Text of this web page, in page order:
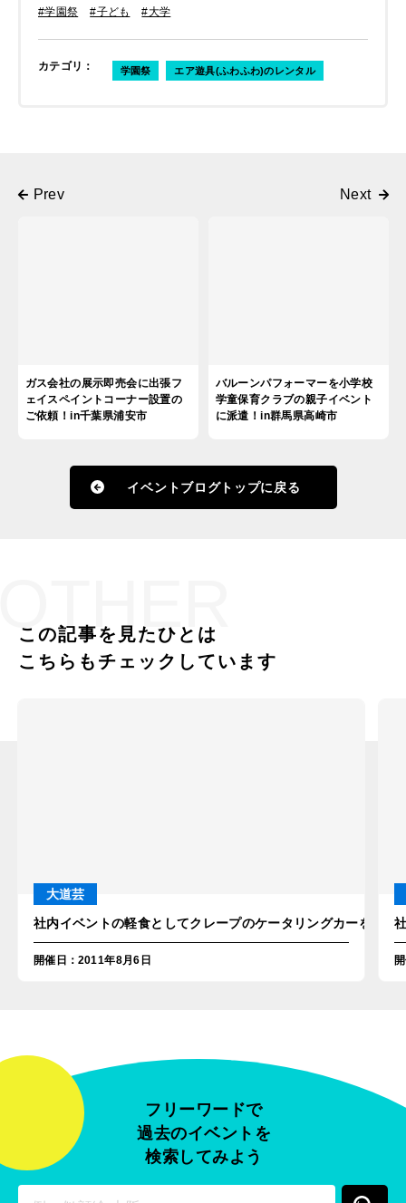
#学園祭 #子ども #大学
カテゴリ ： 学園祭 エア遊具(ふわふわ)のレンタル
ガス会社の展示即売会に出張フ
ェイスペイントコーナー設置の
ご依頼！in千葉県浦安市
バルーンパフォーマーを小学校
学童保育クラブの親子イベント
に派遣！in群馬県高崎市
イベントブログトップに戻る
この記事を見たひとは
こちらもチェックしています
大道芸
社内イベントの軽食としてクレープのケータリングカーを派遣
開催日 ：2011年8月6日
フリーワードで
過去のイベントを
検索してみよう